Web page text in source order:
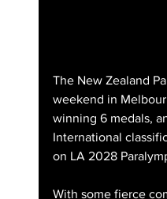
The New Zealand
weekend in
winning 6 medals,
International
on LA 2028
With some fierce